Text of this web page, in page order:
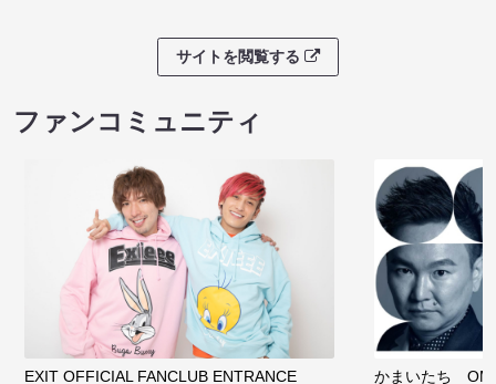
サイトを閲覧する
EXIT OFFICIAL FANCLUB ENTRANCE かまいたち